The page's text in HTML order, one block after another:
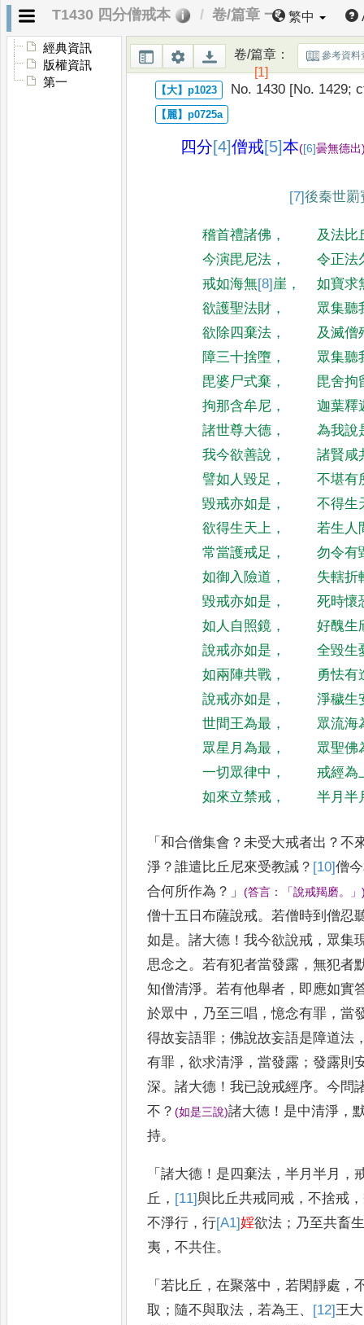
T1430 四分僧戒本 卷/篇章 一 繁中
經典資訊
版權資訊
第一
卷/篇章：
[1]
參考資料
No. 1430 [No. 1429;
四分[4]僧戒[5]本([6]曇無德出
[7]後秦世罽
稽首禮諸佛 ，
及法比
今演毘尼法 ，
令正法
戒如海無[8] 崖 ，
如寶求
欲護聖法財 ，
眾集聽
欲除四棄法 ，
及滅僧
障三十捨墮 ，
眾集聽
毘婆尸式棄 ，
毘舍拘
拘那含牟尼 ，
迦葉釋
諸世尊大德 ，
為我說
我今欲善說 ，
諸賢咸
譬如人毀足 ，
不堪有
毀戒亦如是 ，
不得生
欲得生天上 ，
若生人
常當護戒足 ，
勿令有
如御入險道 ，
失轄折
毀戒亦如是 ，
死時懷
如人自照鏡 ，
好醜生
說戒亦如是 ，
全毀生
如兩陣共戰 ，
勇怯有
說戒亦如是 ，
淨穢生
世間王為最 ，
眾流海
眾星月為最 ，
眾聖佛
一切眾律中 ，
戒經為
如來立禁戒 ， 半月半
「和合僧集會 ？未受大戒者出 ？不
淨 ？誰遣比丘尼來受教誡 ？ [10]僧
合何所作為 ？」(答言 ：「說戒羯磨。」
僧十五 日布薩說戒。若僧時到僧忍
如是。諸大德 ！我今欲說戒 ， 眾集
思念之。若有犯者當發露 ，無犯者
知僧清淨。若有他舉者 ， 即應如實
於眾中 ， 乃至三唱 ，憶念有罪 ，當
得故妄語罪 ；佛說故妄語是障道法
有罪 ，欲求清淨 ，當發露 ；發露則
深。諸大德 ！我已說戒經序。今問
不 ？(如是三說)諸大德 ！ 是中清淨 ，
持。
「諸大德 ！ 是四棄法 ，半月半月 ，
丘 ， [11]與比丘共戒同戒 ，不捨戒 ，
不淨行 ，行[A1]婬欲法 ； 乃至共畜
夷 ，不共住。
「若比丘 ，在聚落中 ，若閑靜處 ，
取 ； 隨不與取法 ，若為王、 [12]王